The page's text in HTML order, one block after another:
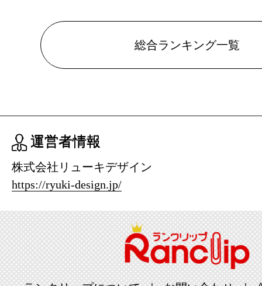
総合ランキング一覧
運営者情報
株式会社リューキデザイン
https://ryuki-design.jp/